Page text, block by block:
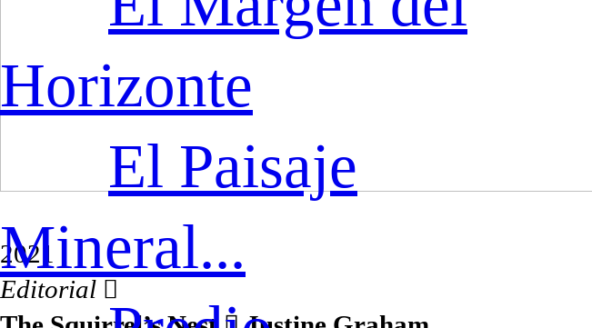
Horizonte
El Paisaje
Mineral...
2021
Editorial ︎